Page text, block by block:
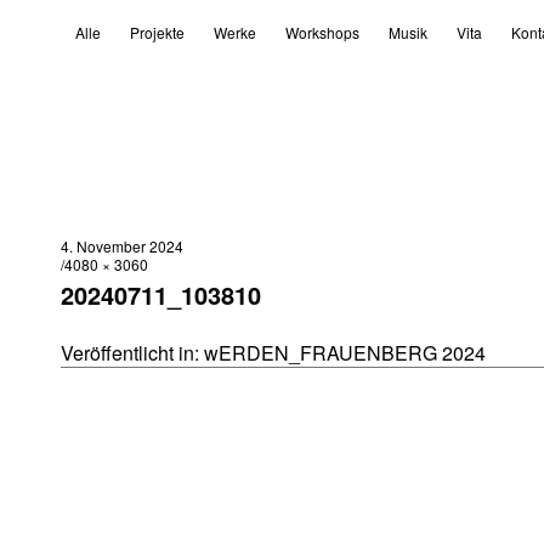
Alle Projekte Werke Workshops Musik Vita
4. November 2024
4080 × 3060
20240711_103810
Veröffentlicht in: wERDEN_FRAUENBERG 2024